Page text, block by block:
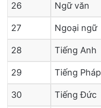
26 Ngữ văn
27 Ngoại ngữ
28 Tiếng Anh
29 Tiếng Pháp
30 Tiếng Đức